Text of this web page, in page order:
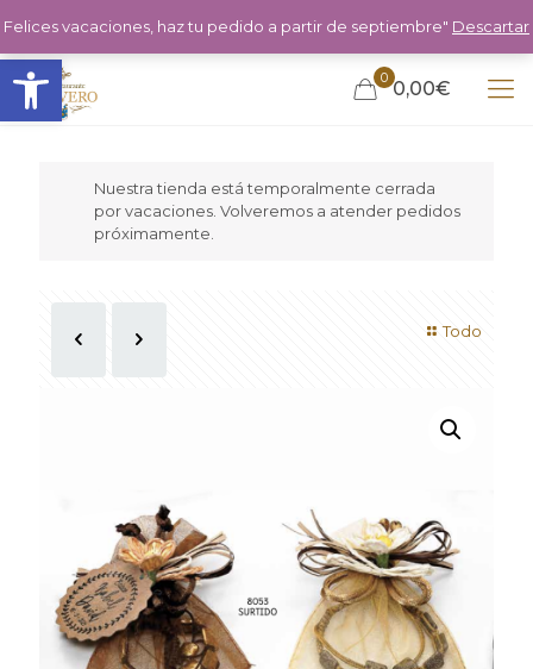
Abrir barra de herramientas 0 0,00€
Nuestra tienda está temporalmente cerrada
por vacaciones. Volveremos a atender pedidos
próximamente.
Todo
Felices vacaciones, haz tu pedido a partir de septiembre" Descartar